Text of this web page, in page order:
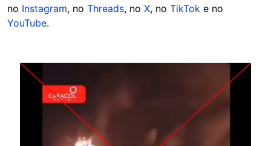
no Instagram, no Threads, no X, no TikTok e no
YouTube.
Image